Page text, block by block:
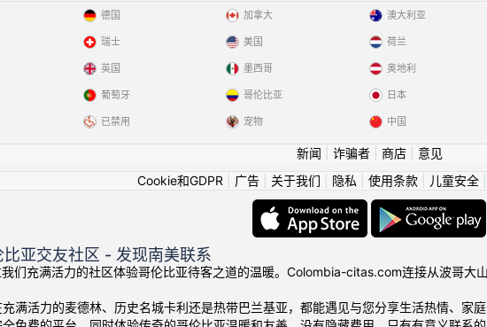
德国
瑞士
英国
葡萄牙
已禁用
加拿大
美国
墨西哥
哥伦比亚
宠物
澳大利亚
荷兰
奥地利
日本
中国
新闻 诈骗者| 商店| 意见
Cookie和GDPR
广告 关于我们 隐私 使用条款 儿童安全
比亚交友社区 - 发现南美联系
我们充满活力的社区体验哥伦比亚待客之道的温暖。Colombia-citas.com连接从波哥大
满活力的麦德林、历史名城卡利还是热带巴兰基亚，都能遇见与您分享生活热情、家